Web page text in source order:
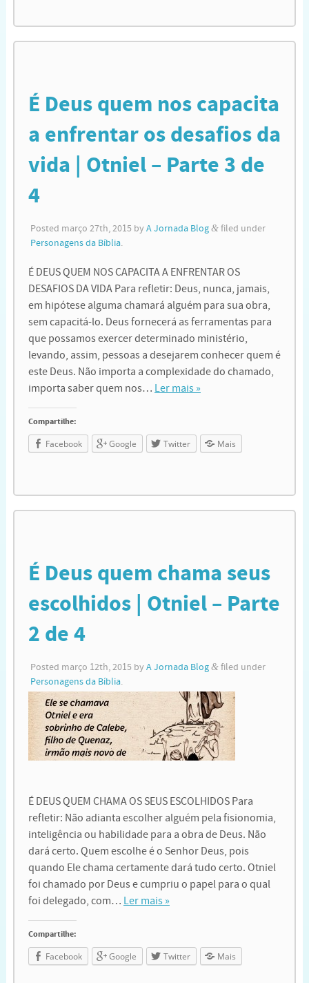
É Deus quem nos capacita
a enfrentar os desafios da
vida | Otniel – Parte 3 de
4
Posted março 27th, 2015 by A Jornada Blog &filed under
Personagens da Bíblia.
É DEUS QUEM NOS CAPACITA A ENFRENTAR OS
DESAFIOS DA VIDA Para refletir: Deus, nunca, jamais,
em hipótese alguma chamará alguém para sua obra,
sem capacitá-lo. Deus fornecerá as ferramentas para
que possamos exercer determinado ministério,
levando, assim, pessoas a desejarem conhecer quem é
este Deus. Não importa a complexidade do chamado,
importa saber quem nos… Ler mais »
Compartilhe:
Facebook Google Twitter Mais
É Deus quem chama seus
escolhidos | Otniel – Parte
2 de 4
Posted março 12th, 2015 by A Jornada Blog &filed under
Personagens da Bíblia.
É DEUS QUEM CHAMA OS SEUS ESCOLHIDOS Para
refletir: Não adianta escolher alguém pela fisionomia,
inteligência ou habilidade para a obra de Deus. Não
dará certo. Quem escolhe é o Senhor Deus, pois
quando Ele chama certamente dará tudo certo. Otniel
foi chamado por Deus e cumpriu o papel para o qual
foi delegado, com… Ler mais »
Compartilhe:
Facebook Google Twitter Mais